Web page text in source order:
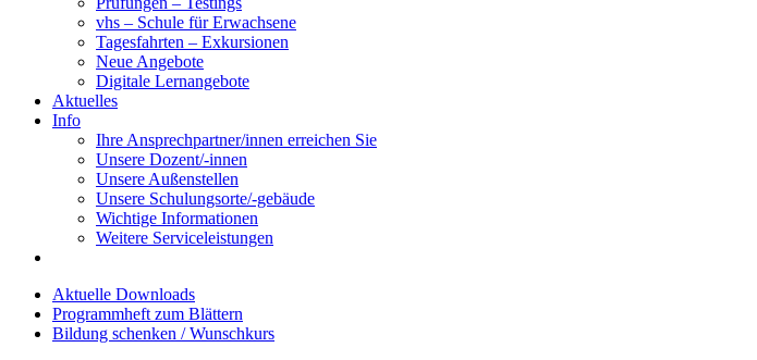
vhs – Schule für Erwachsene
Tagesfahrten – Exkursionen
Neue Angebote
Digitale Lernangebote
Aktuelles
Info
Ihre Ansprechpartner/innen erreichen Sie
Unsere Dozent/-innen
Unsere Außenstellen
Unsere Schulungsorte/-gebäude
Wichtige Informationen
Weitere Serviceleistungen
Aktuelle Downloads
Programmheft zum Blättern
Bildung schenken / Wunschkurs